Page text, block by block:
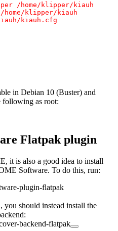
/home/klipper/kiauh
/home/klipper/kiauh
kiauh.cfg
in Debian 10 (Buster) and
following as root:
Flatpak plugin
it is also a good idea to install
Software. To do this, run:
plugin-flatpak
should instead install the
backend-flatpak